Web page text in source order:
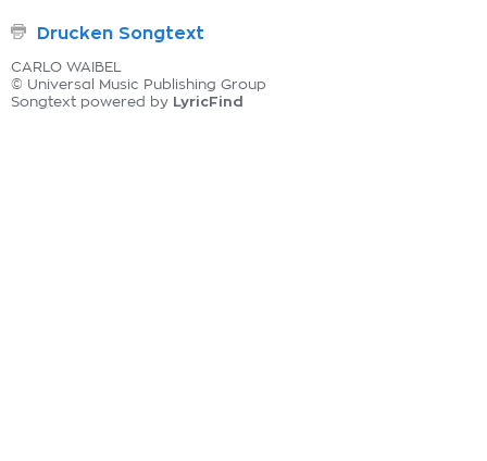
Drucken Songtext
CARLO WAIBEL
© Universal Music Publishing Group
Songtext powered by LyricFind